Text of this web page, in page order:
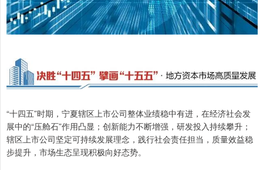
“十四五”时期，宁夏辖区上市公司整体业绩稳中有进，在经济社会发
展中的“压舱石”作用凸显；创新能力不断增强，研发投入持续攀升；
辖区上市公司坚定可持续发展理念，践行社会责任担当，质量效益稳
步提升，市场生态呈现积极向好态势。